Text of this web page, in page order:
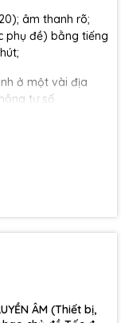
âm thanh rõ;
phụ đề) bằng tiếng
ở một vài địa
tư số
ISO14001, và
ÂM (Thiết bị,